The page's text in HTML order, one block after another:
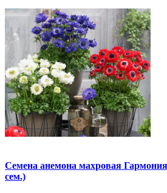
Семена анемона махровая
сем.)